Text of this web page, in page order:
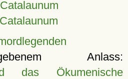
Anlass:
das Ökumenische